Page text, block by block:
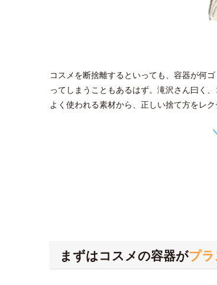
コスメを断捨離するといっても、容器が何
ってしまうこともあるはず。滝沢さん曰く
よく使われる素材から、正しい捨て方をレク
まずはコスメの容器がプ